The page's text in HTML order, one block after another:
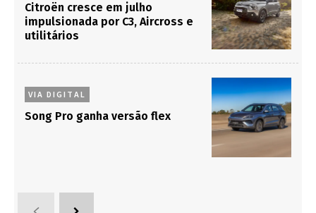
Citroën cresce em julho
impulsionada por C3, Aircross e
utilitários
VIA DIGITAL
Song Pro ganha versão flex